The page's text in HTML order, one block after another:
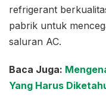
refrigerant
pabrik untuk
saluran AC.
Baca Juga:
Yang Harus